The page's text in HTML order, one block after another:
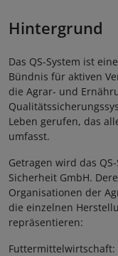
Hintergrund
Das QS-System ist
Bündnis für aktiven
die Agrar- und
Leben gerufen, das
umfasst.
Getragen wird das
Sicherheit GmbH.
Organisationen der
die einzelnen
repräsentieren:
Futtermittelwirtschaft: